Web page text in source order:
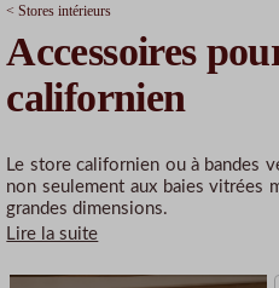
< Stores intérieurs
Accessoires
californien
Le store californien ou à bandes
non seulement aux baies vitrées
grandes dimensions.
Lire la suite